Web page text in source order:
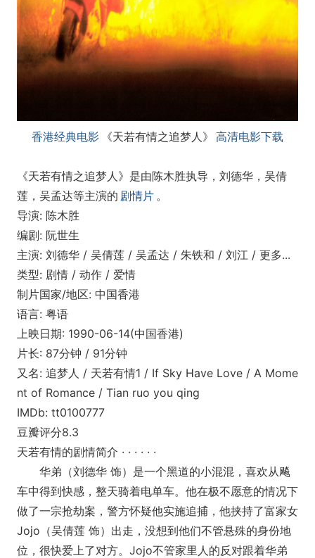
香港经典电影 《天若有情之追梦人》 高清电影下载
《天若有情之追梦人》是由陈木胜执导，刘德华，吴倩
莲，吴孟达等主演的 剧情片 。
导演: 陈木胜
编剧: 阮世生
主演: 刘德华 / 吴倩莲 / 吴孟达 / 朱铁和 / 刘江 / 更多...
类型: 剧情 / 动作 / 爱情
制片国家/地区: 中国香港
语言: 粤语
上映日期: 1990-06-14(中国香港)
片长: 87分钟 / 91分钟
又名: 追梦人 / 天若有情1 / If Sky Have Love / A Mome
nt of Romance / Tian ruo you qing
IMDb: tt0100777
豆瓣评分8.3
天若有情的剧情简介 · · · · · ·
华弟（刘德华 饰）是一个黑道的小混混，喜欢从飚
车中得到快感，整天骑着电单车。他在极不愿意的情况下
做了一宗抢劫案，警方怀疑他实施追捕，他挟持了富家女
Jojo（吴倩莲 饰）出走，没想到他们不管悬殊的身份地
位，很快爱上了对方。Jojo不管家里人的反对跟着华弟